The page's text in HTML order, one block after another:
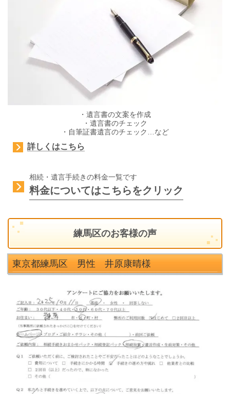
・遺言書の文案を作成
・遺言書のチェック
・自筆証書遺言のチェック…など
詳しくはこちら
相続・遺言手続きの料金一覧です
料金についてはこちらをクリック
練馬区のお客様の声
東京都練馬区 男性 井原康晴様